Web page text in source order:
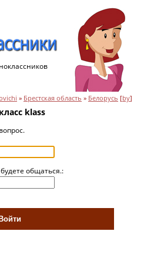
» Брестская область » Белорусь [by]
klass
общаться.: